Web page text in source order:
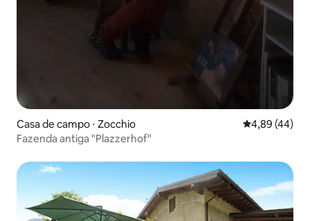
Casa de campo ⋅ Zocchio 4,89 de uma
4,89 (44)
Fazenda antiga "Plazzerhof"